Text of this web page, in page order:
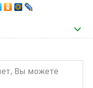
Вы можете